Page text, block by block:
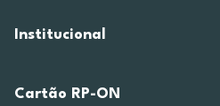
Institucional
Cartão RP-ON